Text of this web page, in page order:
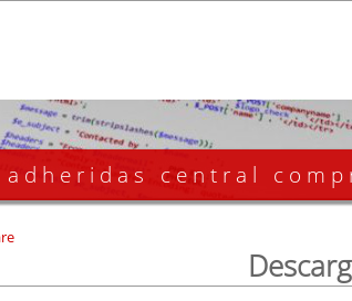
central